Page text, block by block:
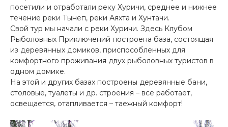
посетили и отработали реку Хуричи, среднее и нижнее
течение реки Тынеп, реки Аяхта и Хунтачи.
Свой тур мы начали с реки Хуричи. Здесь Клубом
Рыболовных Приключений построена база, состоящая
из деревянных домиков, приспособленных для
комфортного проживания двух рыболовных туристов в
одном домике.
На этой и других базах построены деревянные бани,
столовые, туалеты и др. строения – все работает,
освещается, отапливается – таежный комфорт!